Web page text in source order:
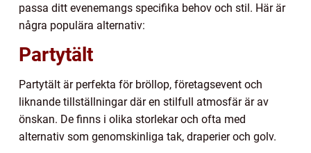
passa ditt evenemangs specifika behov och stil. Här är
några populära alternativ:
Partytält
Partytält är perfekta för bröllop, företagsevent och
liknande tillställningar där en stilfull atmosfär är av
önskan. De finns i olika storlekar och ofta med
alternativ som genomskinliga tak, draperier och golv.